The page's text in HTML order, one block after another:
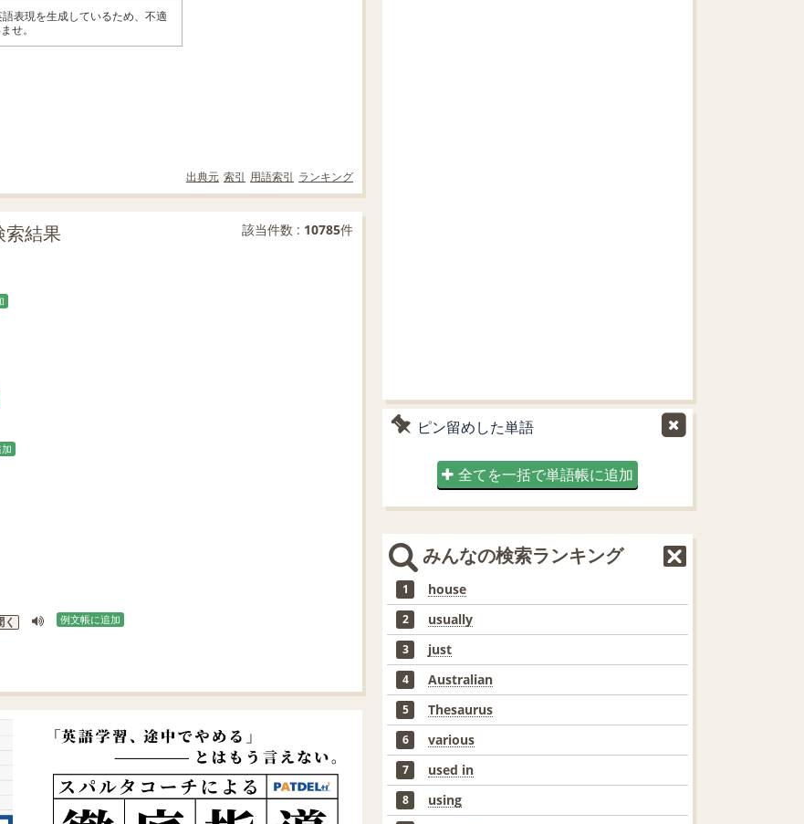
表現を生成しているため、不適
せ。
出典元 索引 用語索引 ランキング
索結果 該当件数 : 10785件
例文帳に追加
ピン留めした単語
全てを一括で単語帳に追加
みんなの検索ランキング
1 house
2 usually
3 just
4 Australian
5 Thesaurus
6 various
7 used in
8 using